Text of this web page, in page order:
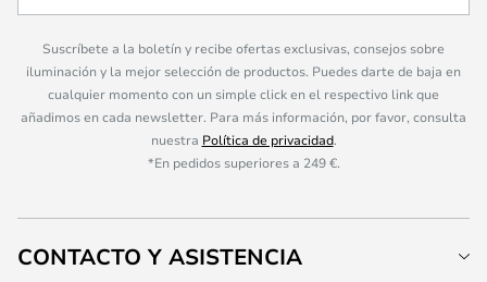
Suscríbete a la boletín y recibe ofertas exclusivas, consejos sobre
iluminación y la mejor selección de productos. Puedes darte de baja en
cualquier momento con un simple click en el respectivo link que
añadimos en cada newsletter. Para más información, por favor, consulta
nuestra Política de privacidad.
*En pedidos superiores a 249 €.
CONTACTO Y ASISTENCIA